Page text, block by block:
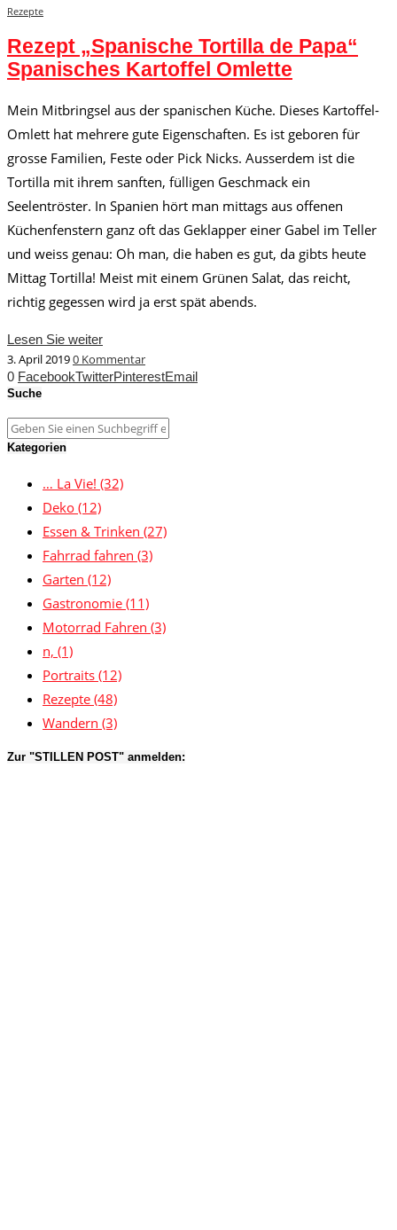
Rezepte
Rezept „Spanische Tortilla de Papa“
Spanisches Kartoffel Omlette
Mein Mitbringsel aus der spanischen Küche. Dieses Kartoffel-
Omlett hat mehrere gute Eigenschaften. Es ist geboren für
grosse Familien, Feste oder Pick Nicks. Ausserdem ist die
Tortilla mit ihrem sanften, fülligen Geschmack ein
Seelentröster. In Spanien hört man mittags aus offenen
Küchenfenstern ganz oft das Geklapper einer Gabel im Teller
und weiss genau: Oh man, die haben es gut, da gibts heute
Mittag Tortilla! Meist mit einem Grünen Salat, das reicht,
richtig gegessen wird ja erst spät abends.
Lesen Sie weiter
3. April 20190 Kommentar
0 FacebookTwitterPinterestEmail
Suche
Kategorien
… La Vie! (32)
Deko (12)
Essen & Trinken (27)
Fahrrad fahren (3)
Garten (12)
Gastronomie (11)
Motorrad Fahren (3)
n, (1)
Portraits (12)
Rezepte (48)
Wandern (3)
Zur "STILLEN POST" anmelden: